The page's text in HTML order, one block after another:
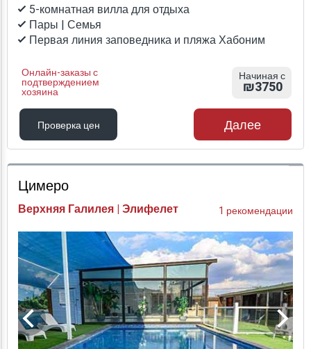
5-комнатная вилла для отдыха
Пары | Семья
Первая линия заповедника и пляжа Хабоним
Онлайн-заказы с
подтверждением
хозяина
Начиная с
₪3750
Проверка цен
Проверка цен
Далее
Цимеро
Верхняя Галилея | Элифелет 1 рекомендации